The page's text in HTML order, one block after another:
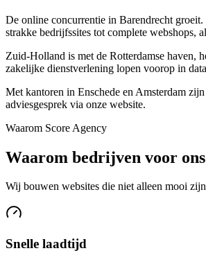
De online concurrentie in Barendrecht
strakke bedrijfssites tot complete webshops,
Zuid-Holland is met de Rotterdamse haven,
zakelijke dienstverlening lopen voorop in
Met kantoren in Enschede en Amsterdam
adviesgesprek via onze website.
Waarom Score Agency
Waarom bedrijven voor
Wij bouwen websites die niet alleen mooi
Snelle laadtijd